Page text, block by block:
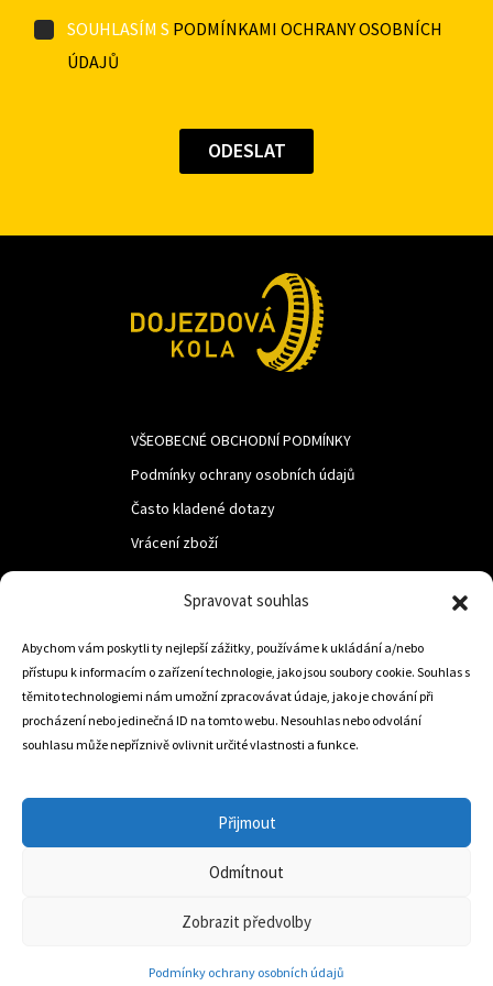
Spravovat souhlas
Abychom vám poskytli ty nejlepší zážitky, používáme k ukládání a/nebo
přístupu k informacím o zařízení technologie, jako jsou soubory cookie. Souhlas s
těmito technologiemi nám umožní zpracovávat údaje, jako je chování při
procházení nebo jedinečná ID na tomto webu. Nesouhlas nebo odvolání
souhlasu může nepříznivě ovlivnit určité vlastnosti a funkce.
Přijmout
Odmítnout
Zobrazit předvolby
Podmínky ochrany osobních údajů
SOUHLASÍM S PODMÍNKAMI OCHRANY OSOBNÍCH
ÚDAJŮ
VŠEOBECNÉ OBCHODNÍ PODMÍNKY
Podmínky ochrany osobních údajů
Často kladené dotazy
Vrácení zboží
LUF s.r.o.
Nám. M.R.Štefanika 518,
Trstená 02801
info@dojezdovakola.com